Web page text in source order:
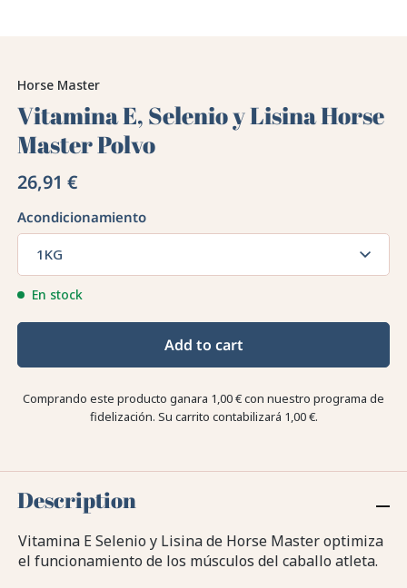
Horse Master
Vitamina E, Selenio y Lisina Horse
Master Polvo
26,91 €
Acondicionamiento
1KG
En stock
Add to cart
Comprando este producto ganara 1,00 €con nuestro programa de
fidelización. Su carrito contabilizará 1,00 €.
Description
Vitamina E Selenio y Lisina de Horse Master optimiza
el funcionamiento de los músculos del caballo atleta.